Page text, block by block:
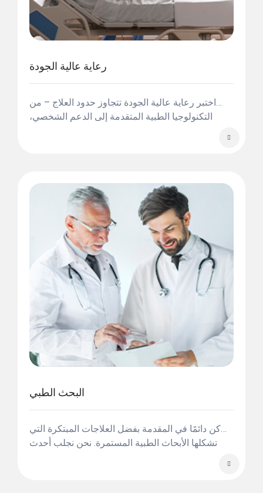
رعاية عالية الجودة
اختبر رعاية عالية الجودة تتجاوز حدود العلاج – من
التكنولوجيا الطبية المتقدمة إلى الدعم الشخصي،
البحث الطبي
كن دائمًا في المقدمة بفضل العلاجات المبتكرة التي
تشكلها الأبحاث الطبية المستمرة. نحن نجلب أحدث